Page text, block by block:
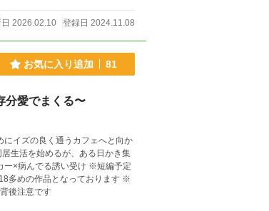
2026.02.10 登録日 2024.11.08
お気に入り追加 81
分愛でまくる〜
イズの良く通うカフェへと向か
生活を始めるが、ある日かき集
多めの作品となっております ※
後注意です